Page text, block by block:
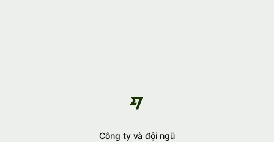
Công ty và đội ngũ